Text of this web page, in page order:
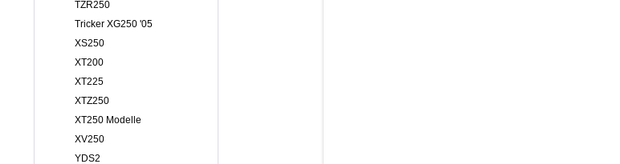
TZR250
Tricker XG250 '05
XS250
XT200
XT225
XTZ250
XT250 Modelle
XV250
YDS2